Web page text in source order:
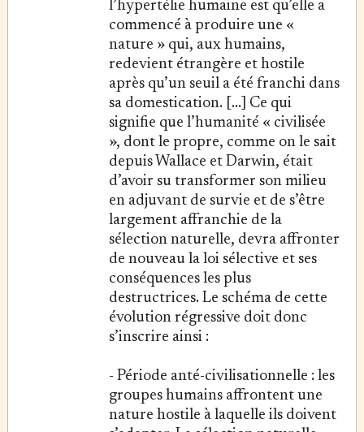
l’hypertélie humaine est qu’elle a
commencé à produire une «
nature » qui, aux humains,
redevient étrangère et hostile
après qu’un seuil a été franchi dans
sa domestication. [...] Ce qui
signifie que l’humanité « civilisée
», dont le propre, comme on le sait
depuis Wallace et Darwin, était
d’avoir su transformer son milieu
en adjuvant de survie et de s’être
largement affranchie de la
sélection naturelle, devra affronter
de nouveau la loi sélective et ses
conséquences les plus
destructrices. Le schéma de cette
évolution régressive doit donc
s’inscrire ainsi :
- Période anté-civilisationnelle : les
groupes humains affrontent une
nature hostile à laquelle ils doivent